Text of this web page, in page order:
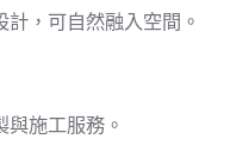
，可自然融入空間。
施工服務。